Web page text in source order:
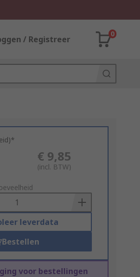
/ Registreer
0
€ 9,85
(incl. BTW)
leverdata
Bestellen
voor bestellingen